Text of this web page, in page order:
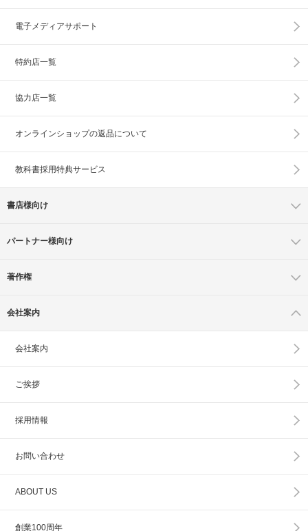
電子メディアサポート
特約店一覧
協力店一覧
オンラインショップの返品について
教科書採用特典サービス
書店様向け
パートナー様向け
著作権
会社案内
会社案内
ご挨拶
採用情報
お問い合わせ
ABOUT US
創業100周年